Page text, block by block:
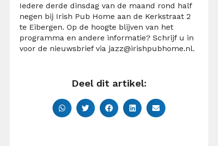
Iedere derde dinsdag van de maand rond half
negen bij Irish Pub Home aan de Kerkstraat 2
te Eibergen. Op de hoogte blijven van het
programma en andere informatie? Schrijf u in
voor de nieuwsbrief via jazz@irishpubhome.nl.
Deel dit artikel: